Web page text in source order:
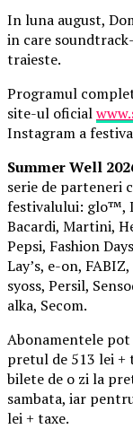
In luna august,
in care
traieste.
Programul
site-ul oficial
Instagram a
Summer Well
serie de parteneri
festivalului: glo™,
Bacardi, Martini,
Pepsi, Fashion
Lay’s, e-on,
syoss, Persil,
alka, Secom.
Abonamentele
pretul de 513 lei +
bilete de o zi la
sambata, iar
lei + taxe.